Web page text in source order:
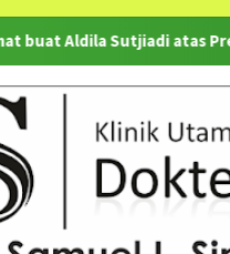
atas Prestasinya sebagai